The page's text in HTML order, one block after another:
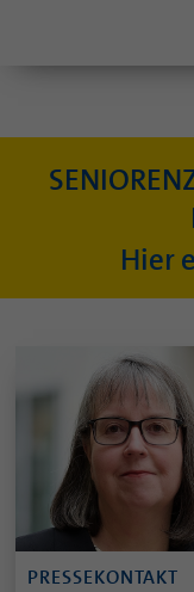
Hier
PRESSEKONTAKT